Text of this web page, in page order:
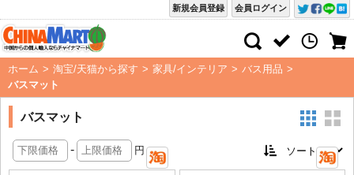
会員ログイン
新規会員登録
ホーム > 淘宝/天猫から探す > 家具/インテリア > バス用品 >
バスマット
バスマット
- 円